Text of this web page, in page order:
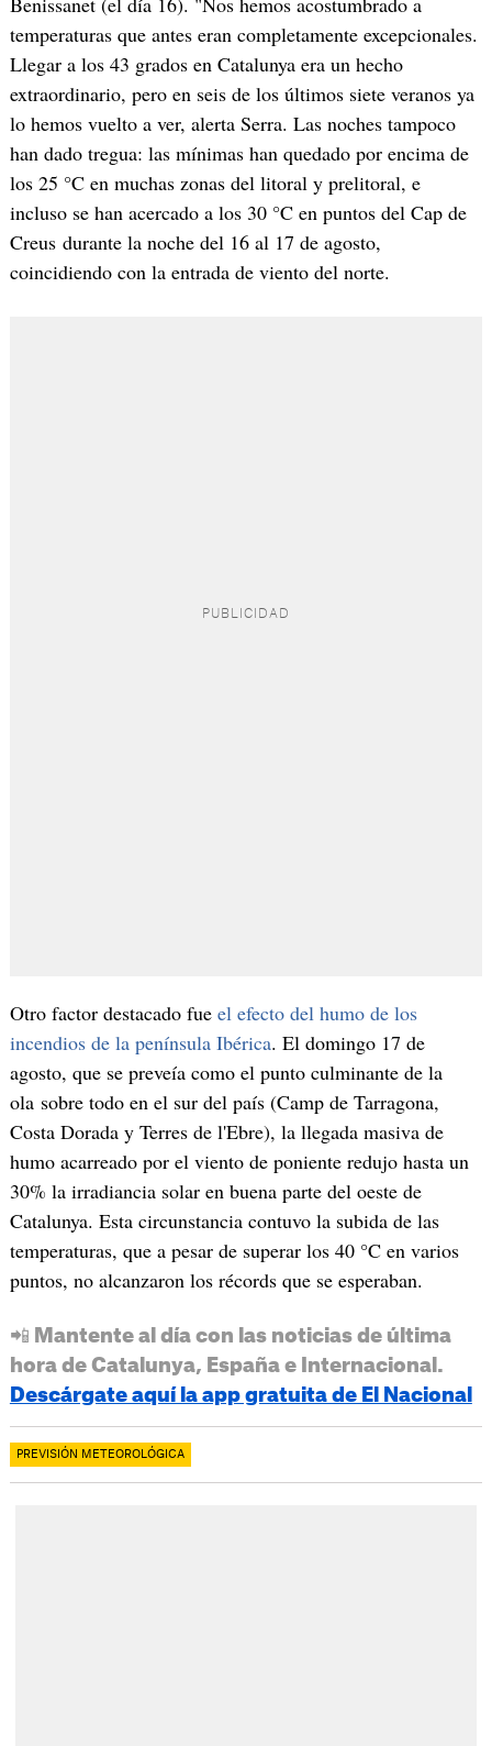
temperaturas que antes eran completamente excepcionales.
Llegar a los 43 grados en Catalunya era un hecho
extraordinario, pero en seis de los últimos siete veranos ya
lo hemos vuelto a ver, alerta Serra. Las noches tampoco
han dado tregua: las mínimas han quedado por encima de
los 25 °C en muchas zonas del litoral y prelitoral, e
incluso se han acercado a los 30 °C en puntos del Cap de
Creus durante la noche del 16 al 17 de agosto,
coincidiendo con la entrada de viento del norte.
Otro factor destacado fue el efecto del humo de los
incendios de la península Ibérica. El domingo 17 de
agosto, que se preveía como el punto culminante de la
ola sobre todo en el sur del país (Camp de Tarragona,
Costa Dorada y Terres de l'Ebre), la llegada masiva de
humo acarreado por el viento de poniente redujo hasta un
30% la irradiancia solar en buena parte del oeste de
Catalunya. Esta circunstancia contuvo la subida de las
temperaturas, que a pesar de superar los 40 °C en varios
puntos, no alcanzaron los récords que se esperaban.
📲 Mantente al día con las noticias de última
hora de Catalunya, España e Internacional.
Descárgate aquí la app gratuita de El Nacional
PREVISIÓN METEOROLÓGICA